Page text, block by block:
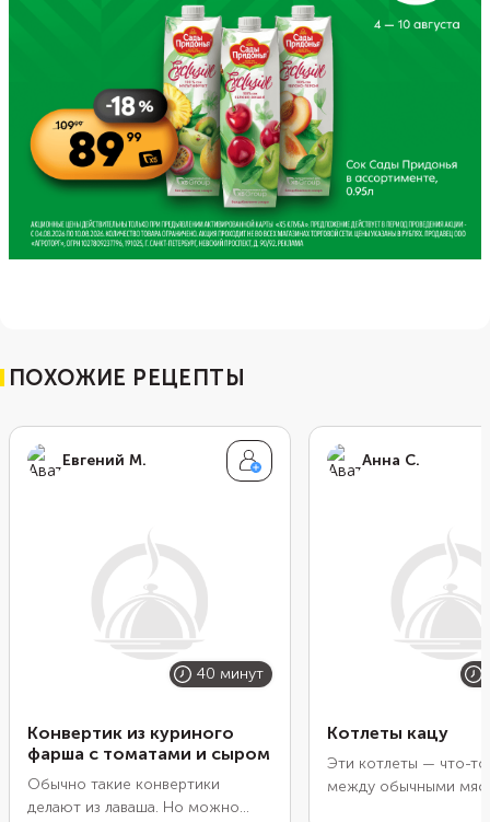
ПОХОЖИЕ РЕЦЕПТЫ
Евгений М.
40 минут
Конвертик из куриного
фарша с томатами и сыром
Обычно такие конвертики
делают из лаваша. Но можно
Анна С.
Котлеты кацу
Эти котлеты — что-
между обычными